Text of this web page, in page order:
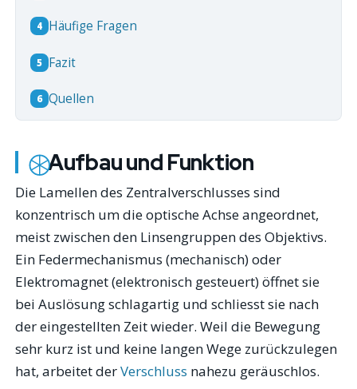
4 Häufige Fragen
5 Fazit
6 Quellen
Aufbau und Funktion
Die Lamellen des Zentralverschlusses sind
konzentrisch um die optische Achse angeordnet,
meist zwischen den Linsengruppen des Objektivs.
Ein Federmechanismus (mechanisch) oder
Elektromagnet (elektronisch gesteuert) öffnet sie
bei Auslösung schlagartig und schliesst sie nach
der eingestellten Zeit wieder. Weil die Bewegung
sehr kurz ist und keine langen Wege zurückzulegen
hat, arbeitet derVerschluss nahezu geräuschlos.